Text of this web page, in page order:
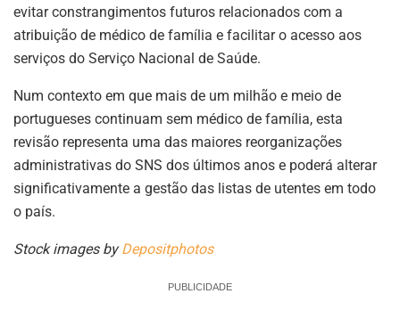
evitar constrangimentos futuros relacionados com a
atribuição de médico de família e facilitar o acesso aos
serviços do Serviço Nacional de Saúde.
Num contexto em que mais de um milhão e meio de
portugueses continuam sem médico de família, esta
revisão representa uma das maiores reorganizações
administrativas do SNS dos últimos anos e poderá alterar
significativamente a gestão das listas de utentes em todo
o país.
Stock images byDepositphotos
PUBLICIDADE